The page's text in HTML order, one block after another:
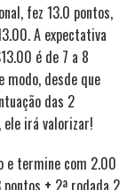
fez 13.0 pontos,
A expectativa
é de 7 a 8
modo, desde que
das 2
irá valorizar!
e termine com 2.00